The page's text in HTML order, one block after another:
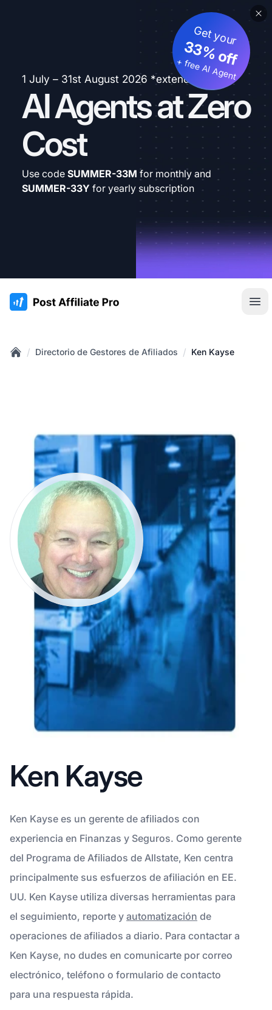
1 July – 31st August 2026 *extended
AI Agents at Zero
Cost
Get your
33% off
+ free AI Agent
Use code SUMMER-33M for monthly and
SUMMER-33Y for yearly subscription
:site.title
/ Directorio de Gestores de Afiliados / Ken Kayse
Ken Kayse
Ken Kayse es un gerente de afiliados con
experiencia en Finanzas y Seguros. Como gerente
del Programa de Afiliados de Allstate, Ken centra
principalmente sus esfuerzos de afiliación en EE.
UU. Ken Kayse utiliza diversas herramientas para
el seguimiento, reporte y automatización de
operaciones de afiliados a diario. Para contactar a
Ken Kayse, no dudes en comunicarte por correo
electrónico, teléfono o formulario de contacto
para una respuesta rápida.